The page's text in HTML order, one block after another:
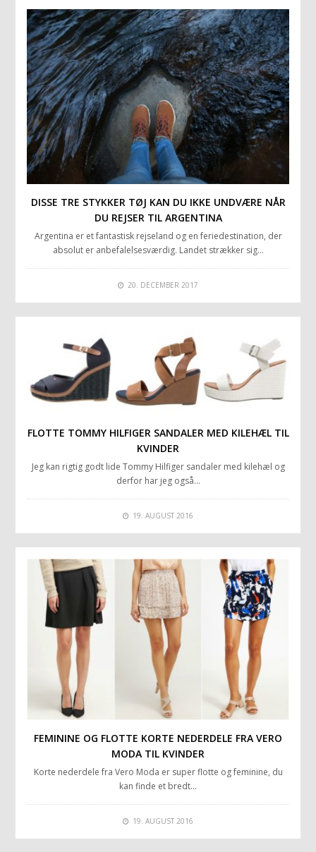
DISSE TRE STYKKER TØJ KAN DU IKKE UNDVÆRE NÅR
DU REJSER TIL ARGENTINA
Argentina er et fantastisk rejseland og en feriedestination, der
absolut er anbefalelsesværdig. Landet strækker sig…
20. DECEMBER 2017
FLOTTE TOMMY HILFIGER SANDALER MED KILEHÆL TIL
KVINDER
Jeg kan rigtig godt lide Tommy Hilfiger sandaler med kilehæl og
derfor har jeg også…
19. AUGUST 2016
FEMININE OG FLOTTE KORTE NEDERDELE FRA VERO
MODA TIL KVINDER
Korte nederdele fra Vero Moda er super flotte og feminine, du
kan finde et bredt…
19. AUGUST 2016